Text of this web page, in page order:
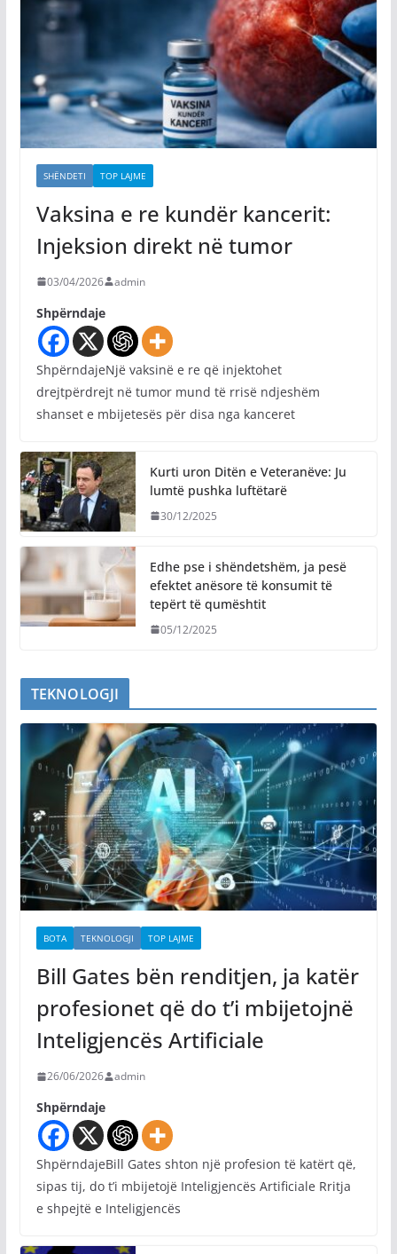
SHËNDETI TOP LAJME
Vaksina e re kundër kancerit:
Injeksion direkt në tumor
03/04/2026 admin
Shpërndaje
ShpërndajeNjë vaksinë e re që injektohet
drejtpërdrejt në tumor mund të rrisë ndjeshëm
shanset e mbijetesës për disa nga kanceret
Kurti uron Ditën e Veteranëve: Ju
lumtë pushka luftëtarë
30/12/2025
Edhe pse i shëndetshëm, ja pesë
efektet anësore të konsumit të
tepërt të qumështit
05/12/2025
TEKNOLOGJI
BOTA TEKNOLOGJI TOP LAJME
Bill Gates bën renditjen, ja katër
profesionet që do t’i mbijetojnë
Inteligjencës Artificiale
26/06/2026 admin
Shpërndaje
ShpërndajeBill Gates shton një profesion të katërt që,
sipas tij, do t’i mbijetojë Inteligjencës Artificiale Rritja
e shpejtë e Inteligjencës